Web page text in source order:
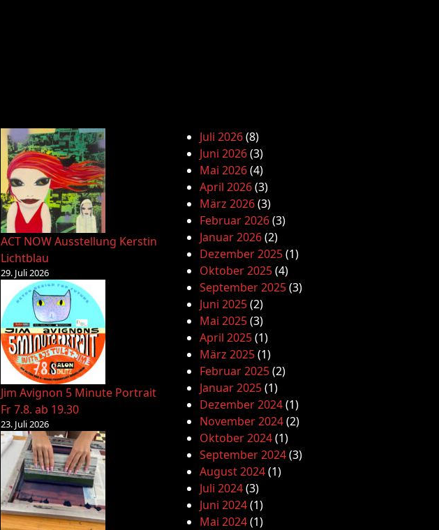
ACT NOW Ausstellung Kerstin
Lichtblau
29. Juli 2026
Jim Avignon 5 Minute Portrait
Fr 7.8. ab 19.30
23. Juli 2026
Juli 2026(8)
Juni 2026(3)
Mai 2026(4)
April 2026(3)
März 2026(3)
Februar 2026(3)
Januar 2026(2)
Dezember 2025(1)
Oktober 2025(4)
September 2025(3)
Juni 2025(2)
Mai 2025(3)
April 2025(1)
März 2025(1)
Februar 2025(2)
Januar 2025(1)
Dezember 2024(1)
November 2024(2)
Oktober 2024(1)
September 2024(3)
August 2024(1)
Juli 2024(3)
Juni 2024(1)
Mai 2024(1)